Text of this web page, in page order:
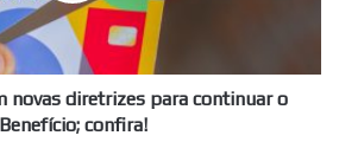
novas diretrizes para continuar o
Benefício; confira!